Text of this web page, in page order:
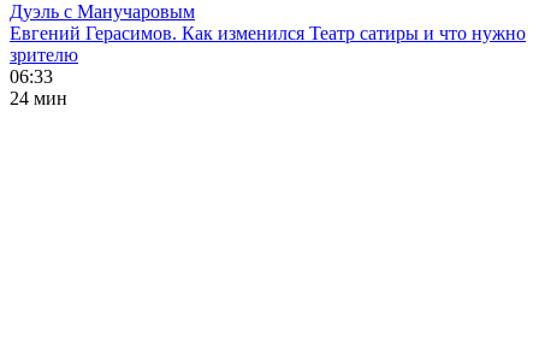
Дуэль с Манучаровым
Евгений Герасимов. Как изменился Театр сатиры и что нужно
зрителю
06:33
24 мин